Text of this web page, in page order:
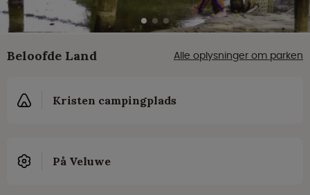
Beloofde Land Alle oplysninger om parken
Kristen campingplads
På Veluwe